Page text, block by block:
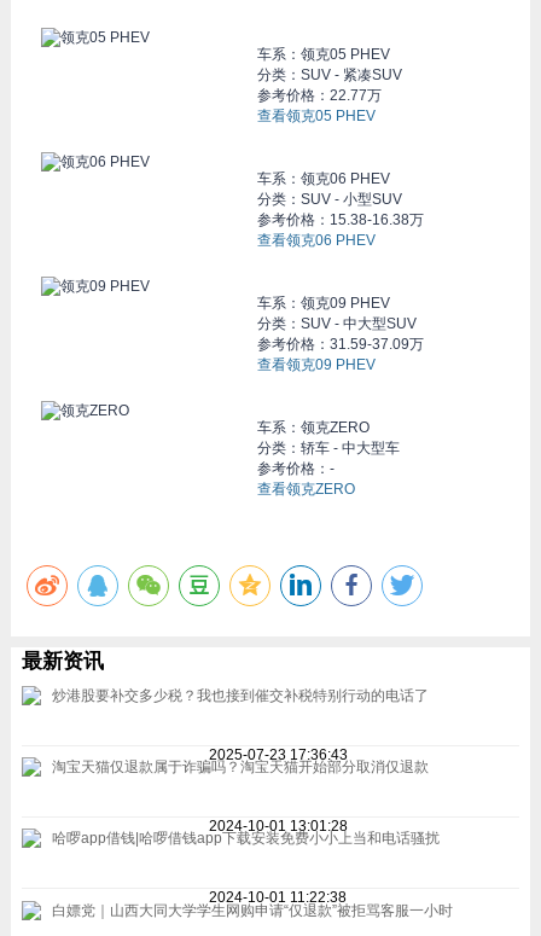
车系： 领克05 PHEV
分类：SUV - 紧凑SUV
参考价格： 22.77万
查看领克05 PHEV
车系： 领克06 PHEV
分类：SUV - 小型SUV
参考价格： 15.38-16.38万
查看领克06 PHEV
车系： 领克09 PHEV
分类：SUV - 中大型SUV
参考价格： 31.59-37.09万
查看领克09 PHEV
车系： 领克ZERO
分类：轿车 - 中大型车
参考价格：-
查看领克ZERO
最新资讯
炒港股要补交多少税？我也接到催交补税特别行动的电话了
2025-07-23 17:36:43
淘宝天猫仅退款属于诈骗吗？淘宝天猫开始部分取消仅退款
2024-10-01 13:01:28
哈啰app借钱|哈啰借钱app下载安装免费小小上当和电话骚扰
2024-10-01 11:22:38
白嫖党｜山西大同大学学生网购申请“仅退款”被拒骂客服一小时